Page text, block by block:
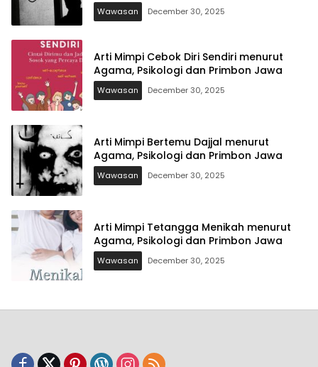
Wawasan December 30, 2025
Arti Mimpi Cebok Diri Sendiri menurut
Agama, Psikologi dan Primbon Jawa
Wawasan December 30, 2025
Arti Mimpi Bertemu Dajjal menurut
Agama, Psikologi dan Primbon Jawa
Wawasan December 30, 2025
Arti Mimpi Tetangga Menikah menurut
Agama, Psikologi dan Primbon Jawa
Wawasan December 30, 2025